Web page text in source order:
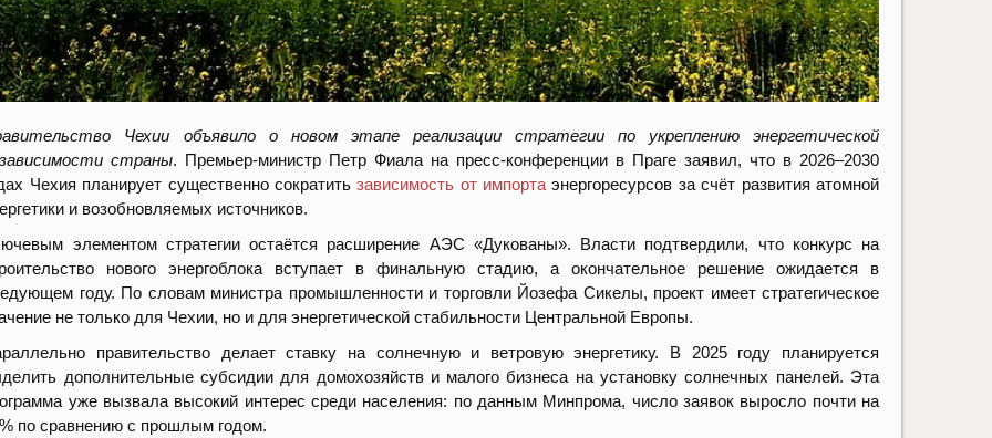
Чехии объявило о новом этапе реализации стратегии по укреплению энергетической
страны. Премьер-министр Петр Фиала на пресс-конференции в Праге заявил, что в 2026–2030
Чехия планирует существенно сократитьзависимость от импорта энергоресурсов за счёт развития атомной
и возобновляемых источников.
элементом стратегии остаётся расширение АЭС «Дукованы». Власти подтвердили, что конкурс на
нового энергоблока вступает в финальную стадию, а окончательное решение ожидается в
году. По словам министра промышленности и торговли Йозефа Сикелы, проект имеет стратегическое
не только для Чехии, но и для энергетической стабильности Центральной Европы.
правительство делает ставку на солнечную и ветровую энергетику. В 2025 году планируется
дополнительные субсидии для домохозяйств и малого бизнеса на установку солнечных панелей. Эта
уже вызвала высокий интерес среди населения: по данным Минпрома, число заявок выросло почти на
по сравнению с прошлым годом.